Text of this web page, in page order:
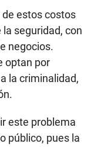
estos costos
seguridad, con
negocios.
optan por
la criminalidad,
este problema
público, pues la